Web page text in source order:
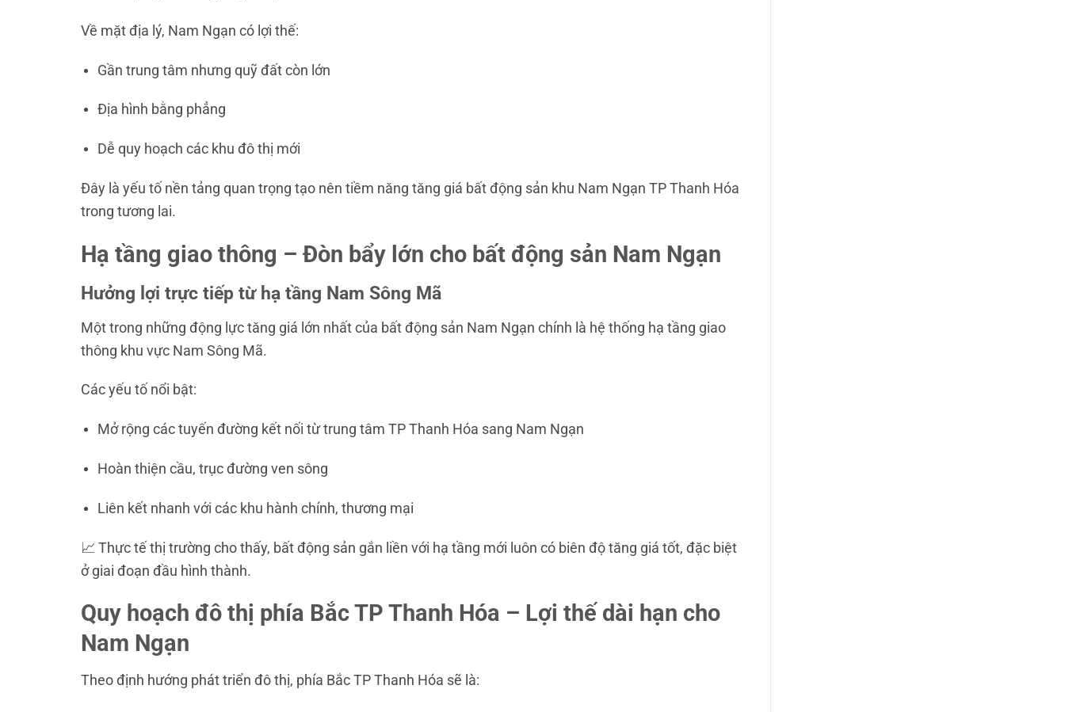
Về mặt địa lý, Nam Ngạn có lợi thế:
Gần trung tâm nhưng quỹ đất còn lớn
Địa hình bằng phẳng
Dễ quy hoạch các khu đô thị mới
Đây là yếu tố nền tảng quan trọng tạo nên tiềm năng tăng giá bất động sản khu Nam Ngạn TP Thanh Hóa
trong tương lai.
Hạ tầng giao thông – Đòn bẩy lớn cho bất động sản Nam Ngạn
Hưởng lợi trực tiếp từ hạ tầng Nam Sông Mã
Một trong những động lực tăng giá lớn nhất của bất động sản Nam Ngạn chính là hệ thống hạ tầng giao
thông khu vực Nam Sông Mã.
Các yếu tố nổi bật:
Mở rộng các tuyến đường kết nối từ trung tâm TP Thanh Hóa sang Nam Ngạn
Hoàn thiện cầu, trục đường ven sông
Liên kết nhanh với các khu hành chính, thương mại
📈 Thực tế thị trường cho thấy, bất động sản gắn liền với hạ tầng mới luôn có biên độ tăng giá tốt, đặc biệt
ở giai đoạn đầu hình thành.
Quy hoạch đô thị phía Bắc TP Thanh Hóa – Lợi thế dài hạn cho
Nam Ngạn
Theo định hướng phát triển đô thị, phía Bắc TP Thanh Hóa sẽ là: